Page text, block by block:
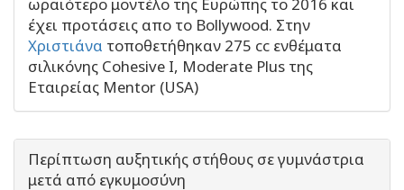
έχει προτάσεις απο το Bollywood. Στην
Χριστιάνα τοποθετήθηκαν 275 cc ενθέματα
σιλικόνης Cohesive I, Moderate Plus της
Εταιρείας Mentor (USA)
Περίπτωση αυξητικής στήθους σε γυμνάστρια
μετά από εγκυμοσύνη